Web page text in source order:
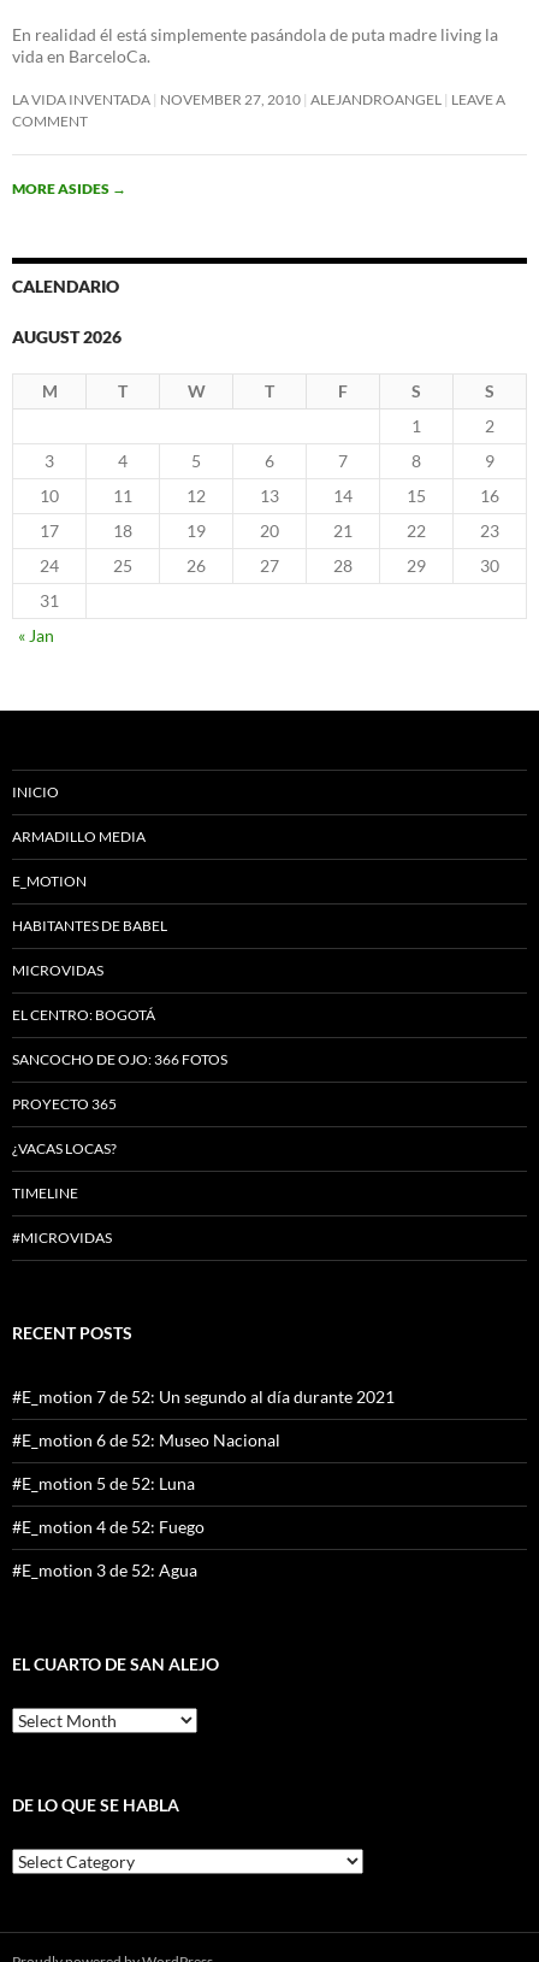
En realidad él está simplemente pasándola de puta madre living la
vida en BarceloCa.
LA VIDA INVENTADA NOVEMBER 27, 2010 ALEJANDROANGEL
LEAVE A
COMMENT
MORE ASIDES →
CALENDARIO
AUGUST 2026
M T W T F S
S
1
2
3
4 5 6 7 8
9
10
11 12 13 14 15
16
17
18 19 20 21 22
23
24
25 26 27 28 29
30
31
« Jan
INICIO
ARMADILLO MEDIA
E_MOTION
HABITANTES DE BABEL
MICROVIDAS
EL CENTRO: BOGOTÁ
SANCOCHO DE OJO: 366 FOTOS
PROYECTO 365
¿VACAS LOCAS?
TIMELINE
#MICROVIDAS
RECENT POSTS
#E_motion 7 de 52: Un segundo al día durante 2021
#E_motion 6 de 52: Museo Nacional
#E_motion 5 de 52: Luna
#E_motion 4 de 52: Fuego
#E_motion 3 de 52: Agua
EL CUARTO DE SAN ALEJO
El
cuarto
Alejo
DE LO QUE SE HABLA
De
lo